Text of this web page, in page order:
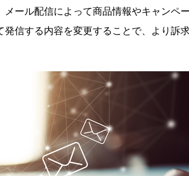
ール配信によって商品情報やキャン
信する内容を変更することで、より訴